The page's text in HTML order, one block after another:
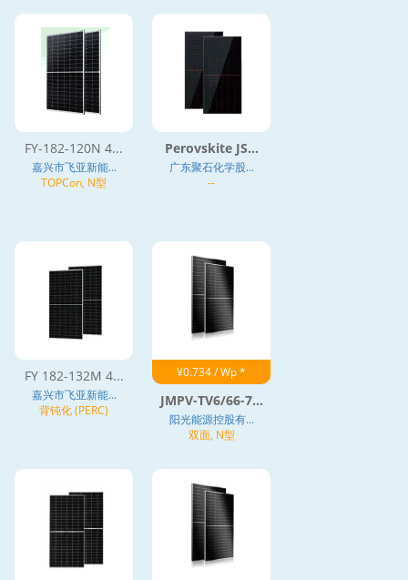
FY-182-120N 4...
嘉兴市飞亚新能...
TOPCon, N型
Perovskite JS...
广东聚石化学股...
--
FY 182-132M 4...
嘉兴市飞亚新能...
背钝化 (PERC)
¥0.734 / Wp *
JMPV-TV6/66-7...
阳光能源控股有...
双面, N型